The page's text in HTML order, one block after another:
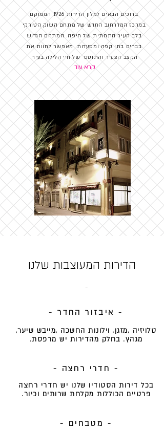
ברוכים הבאים למלון הדירות 1926 הממוקם
במרכז המדרחוב החדש של מתחם השוק הטורקי
בלב העיר התחתית של חיפה. המתחם הגדוש
בברים בתי קפה ומסעדות מאפשר לחוות את
הקצב הצעיר והתוסס של חיי הלילה בעיר.
קרא עוד
הדירות המעוצבות שלנו
-
- איבזור החדר -
טלויזיה ,מזגן, וילונות החשכה ,מייבש שיער,
מגהץ. בחלק מהדירות יש מרפסת.
- חדרי רחצה -
בכל דירות הסטודיו שלנו יש חדרי רחצה
פרטיים הכוללות מקלחת שרותים וכיור.
- מטבחים -